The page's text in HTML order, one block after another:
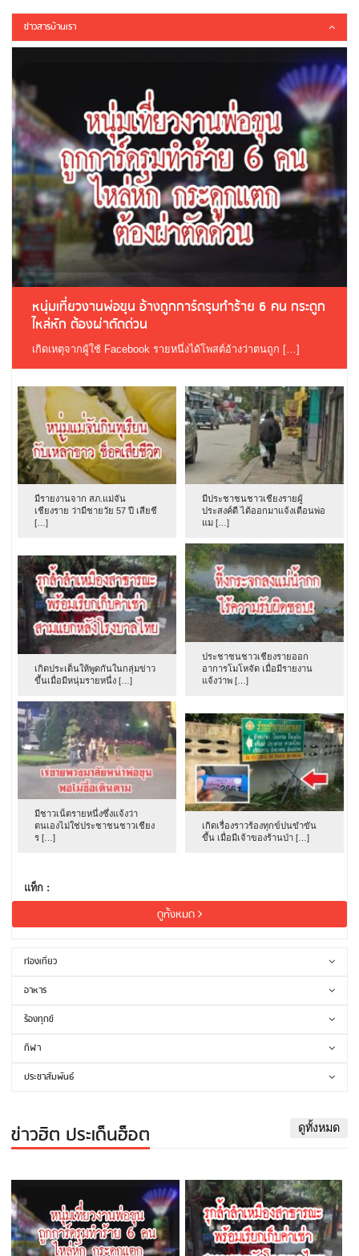
ข่าวสารบ้านเรา
หนุ่มเที่ยวงานพ่อขุน อ้างถูกการ์ดรุมทำร้าย 6 คน กระดูก
ไหล่หัก ต้องผ่าตัดด่วน
เกิดเหตุจากผู้ใช้ Facebook รายหนึ่งได้โพสต์อ้างว่าตนถูก […]
มีรายงานจาก สภ.แม่จัน
เชียงราย ว่ามีชายวัย 57 ปี เสียชี
[…]
มีประชาชนชาวเชียงรายผู้
ประสงค์ดี ได้ออกมาแจ้งเตือนพ่อ
แม […]
เกิดประเด็นให้พูดกันในกลุ่มข่าว
ขึ้นเมื่อมีหนุ่มรายหนึ่ง […]
ประชาชนชาวเชียงรายออก
อาการโมโหจัด เมื่อมีรายงาน
แจ้งว่าพ […]
มีชาวเน็ตรายหนึ่งซึ่งแจ้งว่า
ตนเองไม่ใช่ประชาชนชาวเชียง
ร […]
เกิดเรื่องราวร้องทุกข์ปนขำขัน
ขึ้น เมื่อมีเจ้าของร้านป่า […]
แท็ก :
ดูทั้งหมด
ท่องเที่ยว
อาหาร
ร้องทุกข์
กีฬา
ประชาสัมพันธ์
ข่าวฮิต ประเด็นฮ็อต ดูทั้งหมด